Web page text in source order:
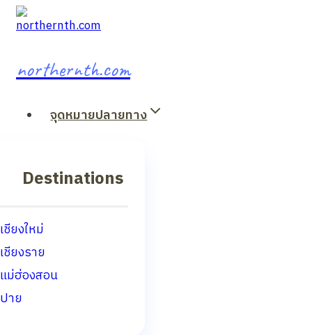
Skip
northernth.com
จุดหมายปลายทาง
Destinations
เชียงใหม่
เชียงราย
แม่ฮ่องสอน
ปาย